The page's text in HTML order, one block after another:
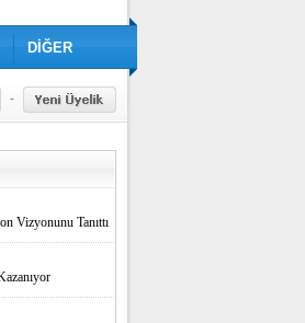
DİĞER
-
Vizyonunu Tanıttı